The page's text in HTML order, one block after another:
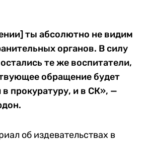
ты абсолютно не видим
органов. В силу
те же воспитатели,
обращение будет
в прокуратуру, и в СК», —
об издевательствах в